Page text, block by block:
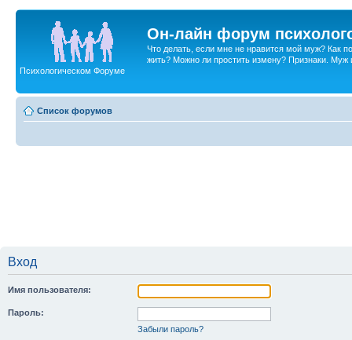
Он-лайн форум
Что делать, если мне не нравится мой муж? Как
жить? Можно ли простить измену? Признаки. Муж
Психологическом Форуме
Список форумов
Вход
Имя пользователя:
Пароль:
Забыли пароль?